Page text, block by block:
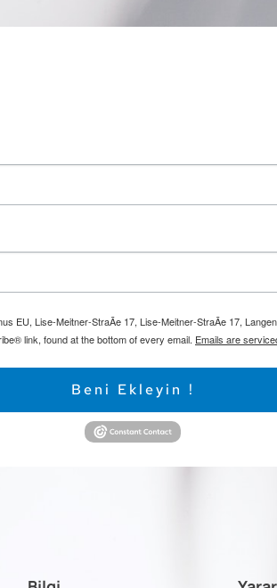
Lise-Meitner-StraÃe 17, Lise-Meitner-StraÃe 17,
link, found at the bottom of every email. Emails are
Beni Ekleyin !